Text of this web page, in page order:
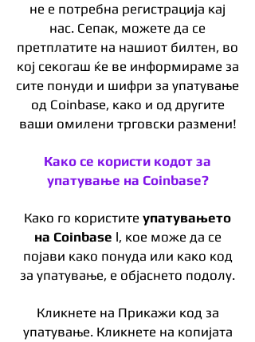
не е потребна регистрација кај
нас. Сепак, можете да се
претплатите на нашиот билтен, во
кој секогаш ќе ве информираме за
сите понуди и шифри за упатување
од Coinbase, како и од другите
ваши омилени трговски размени!
Како се користи кодот за
упатување на Coinbase?
Како го користите упатувањето
на Coinbase l, кое може да се
појави како понуда или како код
за упатување, е објаснето подолу.
Кликнете на Прикажи код за
упатување. Кликнете на копијата